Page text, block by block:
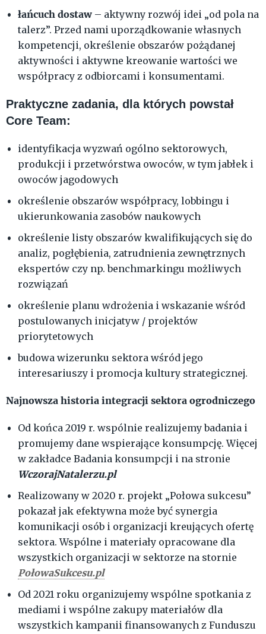
łańcuch dostaw – aktywny rozwój idei „od pola na
talerz”. Przed nami uporządkowanie własnych
kompetencji, określenie obszarów pożądanej
aktywności i aktywne kreowanie wartości we
współpracy z odbiorcami i konsumentami.
Praktyczne zadania, dla których powstał
Core Team:
identyfikacja wyzwań ogólno sektorowych,
produkcji i przetwórstwa owoców, w tym jabłek i
owoców jagodowych
określenie obszarów współpracy, lobbingu i
ukierunkowania zasobów naukowych
określenie listy obszarów kwalifikujących się do
analiz, pogłębienia, zatrudnienia zewnętrznych
ekspertów czy np. benchmarkingu możliwych
rozwiązań
określenie planu wdrożenia i wskazanie wśród
postulowanych inicjatyw / projektów
priorytetowych
budowa wizerunku sektora wśród jego
interesariuszy i promocja kultury strategicznej.
Najnowsza historia integracji sektora ogrodniczego
Od końca 2019 r. wspólnie realizujemy badania i
promujemy dane wspierające konsumpcję. Więcej
w zakładce Badania konsumpcji i na stronie
WczorajNatalerzu.pl
Realizowany w 2020 r. projekt „Połowa sukcesu”
pokazał jak efektywna może być synergia
komunikacji osób i organizacji kreujących ofertę
sektora. Wspólne i materiały opracowane dla
wszystkich organizacji w sektorze na stornie
PołowaSukcesu.pl
Od 2021 roku organizujemy wspólne spotkania z
mediami i wspólne zakupy materiałów dla
wszystkich kampanii finansowanych z Funduszu